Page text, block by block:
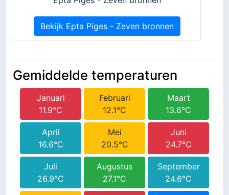
Bekijk Epta Piges - Zeven bronnen
Gemiddelde temperaturen
Januari
11.9°C
Februari
12.1°C
Maart
13.6°C
April
16.6°C
Mei
20.5°C
Juni
24.7°C
Juli
26.9°C
Augustus
27.1°C
September
24.6°C